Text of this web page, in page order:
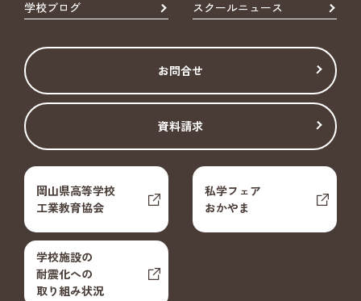
学校ブログ スクールニュース
お問合せ
資料請求
岡山県高等学校
工業教育協会
私学フェア
おかやま
学校施設の
耐震化への
取り組み状況